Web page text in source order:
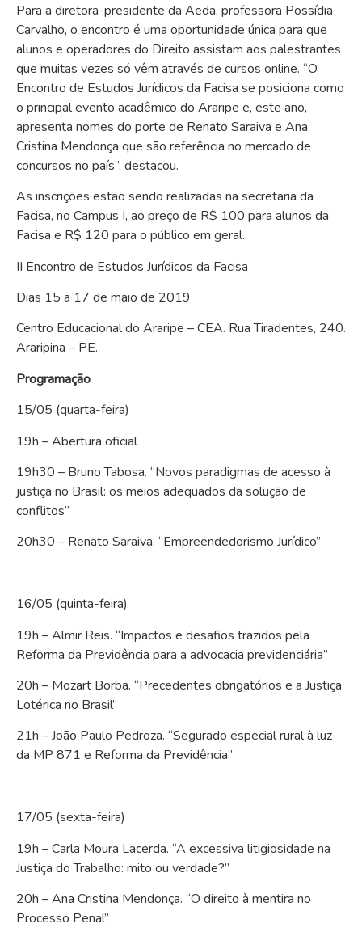
Para a diretora-presidente da Aeda, professora Possídia
Carvalho, o encontro é uma oportunidade única para que
alunos e operadores do Direito assistam aos palestrantes
que muitas vezes só vêm através de cursos online. “O
Encontro de Estudos Jurídicos da Facisa se posiciona como
o principal evento acadêmico do Araripe e, este ano,
apresenta nomes do porte de Renato Saraiva e Ana
Cristina Mendonça que são referência no mercado de
concursos no país”, destacou.
As inscrições estão sendo realizadas na secretaria da
Facisa, no Campus I, ao preço de R$ 100 para alunos da
Facisa e R$ 120 para o público em geral.
II Encontro de Estudos Jurídicos da Facisa
Dias 15 a 17 de maio de 2019
Centro Educacional do Araripe – CEA. Rua Tiradentes, 240.
Araripina – PE.
Programação
15/05 (quarta-feira)
19h – Abertura oficial
19h30 – Bruno Tabosa. “Novos paradigmas de acesso à
justiça no Brasil: os meios adequados da solução de
conflitos”
20h30 – Renato Saraiva. “Empreendedorismo Jurídico”
16/05 (quinta-feira)
19h – Almir Reis. “Impactos e desafios trazidos pela
Reforma da Previdência para a advocacia previdenciária”
20h – Mozart Borba. “Precedentes obrigatórios e a Justiça
Lotérica no Brasil”
21h – João Paulo Pedroza. “Segurado especial rural à luz
da MP 871 e Reforma da Previdência”
17/05 (sexta-feira)
19h – Carla Moura Lacerda. “A excessiva litigiosidade na
Justiça do Trabalho: mito ou verdade?”
20h – Ana Cristina Mendonça. “O direito à mentira no
Processo Penal”